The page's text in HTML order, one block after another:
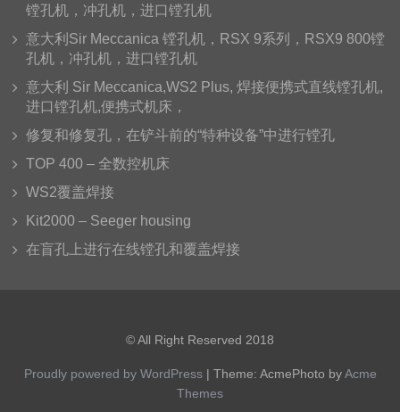
镗孔机，冲孔机，进口镗孔机
意大利Sir Meccanica 镗孔机，RSX 9系列，RSX9 800镗
孔机，冲孔机，进口镗孔机
意大利 Sir Meccanica,WS2 Plus, 焊接便携式直线镗孔机,
进口镗孔机,便携式机床，
修复和修复孔，在铲斗前的“特种设备”中进行镗孔
TOP 400 – 全数控机床
WS2覆盖焊接
Kit2000 – Seeger housing
在盲孔上进行在线镗孔和覆盖焊接
© All Right Reserved 2018
Proudly powered by WordPress | Theme: AcmePhoto byAcme
Themes